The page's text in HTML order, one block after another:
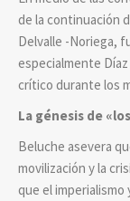
de la continuación
Delvalle -Noriega,
especialmente
crítico durante los
La génesis de
Beluche asevera
movilización y la
que el